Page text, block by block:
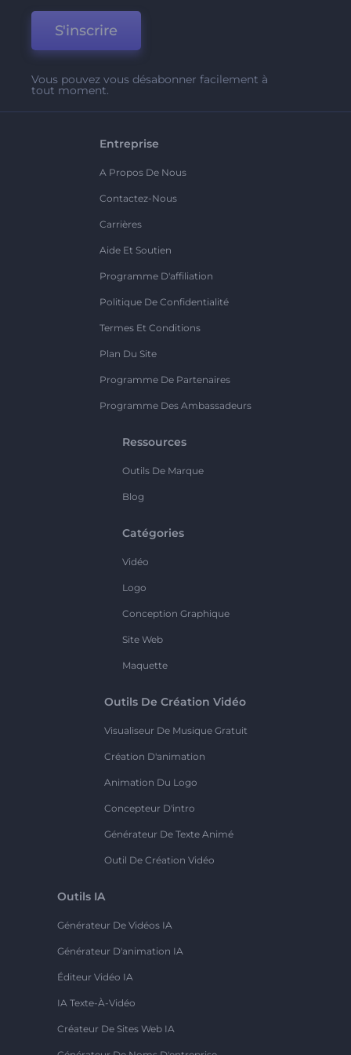
S'inscrire
Vous pouvez vous désabonner facilement à
tout moment.
Entreprise
A Propos De Nous
Contactez-Nous
Carrières
Aide Et Soutien
Programme D'affiliation
Politique De Confidentialité
Termes Et Conditions
Plan Du Site
Programme De Partenaires
Programme Des Ambassadeurs
Ressources
Outils De Marque
Blog
Catégories
Vidéo
Logo
Conception Graphique
Site Web
Maquette
Outils De Création Vidéo
Visualiseur De Musique Gratuit
Création D'animation
Animation Du Logo
Concepteur D'intro
Générateur De Texte Animé
Outil De Création Vidéo
Outils IA
Générateur De Vidéos IA
Générateur D'animation IA
Éditeur Vidéo IA
IA Texte-À-Vidéo
Créateur De Sites Web IA